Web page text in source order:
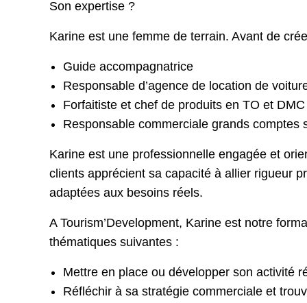
Son expertise ?
Karine est une femme de terrain. Avant de
Guide accompagnatrice
Responsable d’agence de location de
Forfaitiste et chef de produits en TO et DMC
Responsable commerciale grands comptes
Karine est une professionnelle engagée et
clients apprécient sa capacité à allier rigueur
adaptées aux besoins réels.
A Tourism’Development, Karine est notre
thématiques suivantes :
Mettre en place ou développer son activité
Réfléchir à sa stratégie commerciale et